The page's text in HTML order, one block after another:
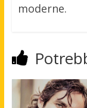
moderne.